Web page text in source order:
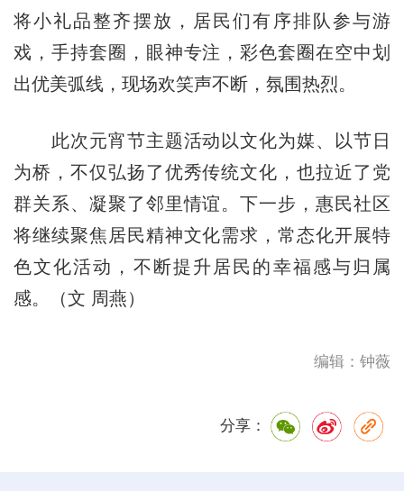
将小礼品整齐摆放，居民们有序排队参与游
戏，手持套圈，眼神专注，彩色套圈在空中划
出优美弧线，现场欢笑声不断，氛围热烈。
此次元宵节主题活动以文化为媒、以节日
为桥，不仅弘扬了优秀传统文化，也拉近了党
群关系、凝聚了邻里情谊。下一步，惠民社区
将继续聚焦居民精神文化需求，常态化开展特
色文化活动，不断提升居民的幸福感与归属
感。（文 周燕）
编辑：钟薇
分享：